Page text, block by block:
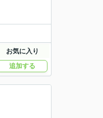
お気に入り
追加する